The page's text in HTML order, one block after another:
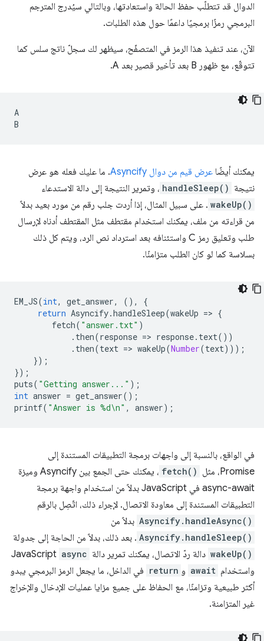
الدوال قد تتطلّب حفظ الحالة واستعادتها، وبالتالي سيُدرج المترجم
البرمجي رمزًا برمجيًا داعمًا حول هذه الطلبات.
الآن، عند تنفيذ هذا الرمز في المتصفّح، سيظهر لك سجلّ ناتج سلس كما
تتوقّع، مع ظهور B بعد تأخير قصير بعد A.
A
يمكنك أيضًا عرض قيم من دوال Asyncify
. ما عليك فعله هو عرض
نتيجة handleSleep() ، وتمرير النتيجة إلى دالة الاستدعاء
wakeUp() . على سبيل المثال، إذا أردت جلب رقم من مورد بعيد بدلاً
من قراءته من ملف، يمكنك استخدام مقتطف مثل المقتطف أدناه لإرسال
طلب وتعليق رمز C واستئنافه بعد استرداد نص الرد، ويتم كل ذلك
بسلاسة كما لو كان الطلب متزامنًا.
EM_JS(int, get_answer, (),
{
return Asyncify.handleSleep(wakeUp => {
fetch( "answer.txt" )
. then(response => response. text())
. then(text => wakeUp(Number(text)));
});
});
puts( "Getting answer..." );
int answer = get_answer();
printf( "Answer is %d\n" , answer);
في الواقع، بالنسبة إلى واجهات برمجة التطبيقات المستندة إلى
Promise، مثل
fetch()
، يمكنك حتى الجمع بين Asyncify وميزة
async-await في JavaScript بدلاً من استخدام واجهة برمجة
التطبيقات المستندة إلى معاودة الاتصال. لإجراء ذلك، اتّصِل بالرقم
Asyncify.handleAsync() بدلاً من
Asyncify.handleSleep() . بعد ذلك، بدلاً من الحاجة إلى جدولة
wakeUp() دالة ردّ الاتصال، يمكنك تمرير دالة async
JavaScript
واستخدام await و return في الداخل، ما يجعل الرمز البرمجي يبدو
أكثر طبيعية وتزامنًا، مع الحفاظ على جميع مزايا عمليات الإدخال والإخراج
غير المتزامنة.